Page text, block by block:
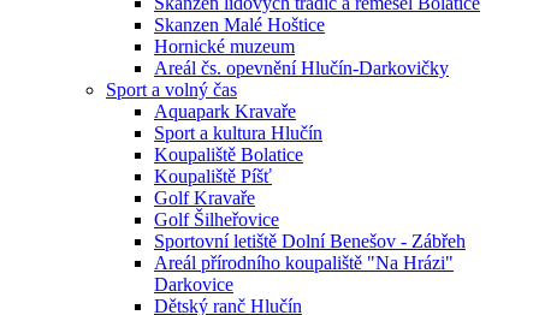
Skanzen Malé Hoštice
Hornické muzeum
Areál čs. opevnění Hlučín-Darkovičky
Sport a volný čas
Aquapark Kravaře
Sport a kultura Hlučín
Koupaliště Bolatice
Koupaliště Píšť
Golf Kravaře
Golf Šilheřovice
Sportovní letiště Dolní Benešov - Zábřeh
Areál přírodního koupaliště "Na Hrázi"
Darkovice
Dětský ranč Hlučín